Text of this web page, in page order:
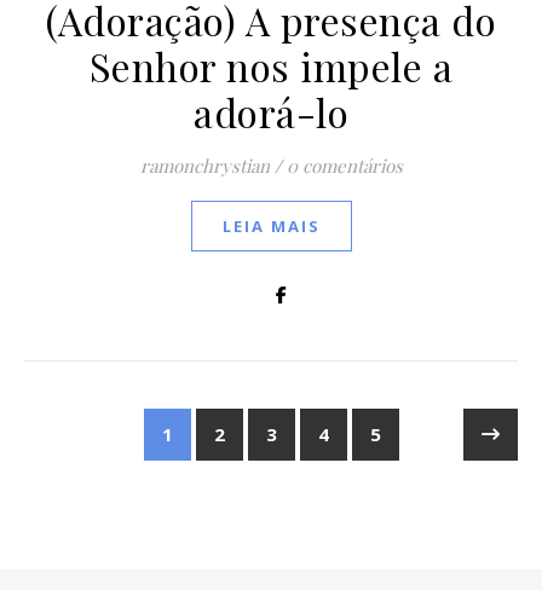
(Adoração) A presença do
Senhor nos impele a
adorá-lo
ramonchrystian / 0 comentários
LEIA MAIS
1 2 3 4 5